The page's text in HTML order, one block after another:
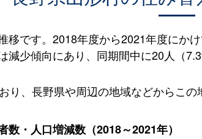
移です。2018年度から2021年度にか
少傾向にあり、同期間中に20人（
り、長野県や周辺の地域などからこ
・人口増減数（2018～2021年）